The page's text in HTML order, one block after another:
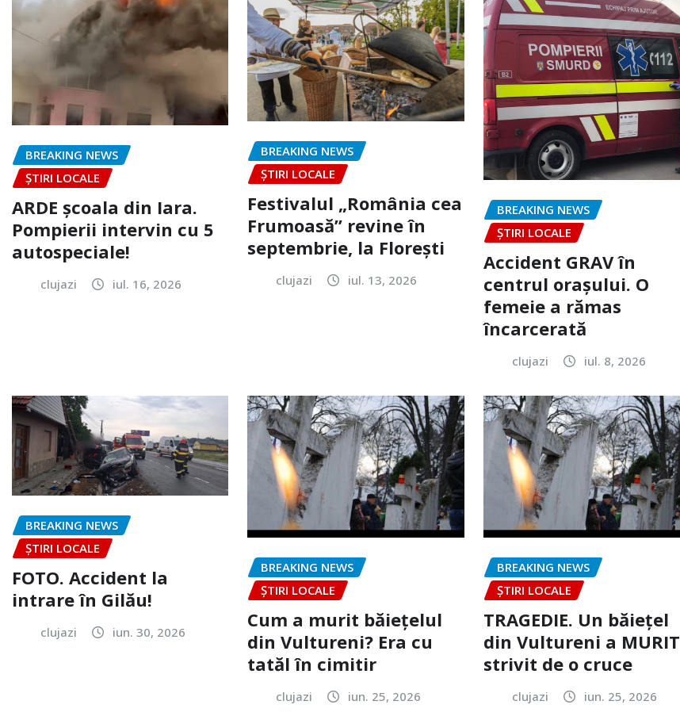
BREAKING NEWS
ȘTIRI LOCALE
ARDE școala din Iara.
Pompierii intervin cu 5
autospeciale!
clujazi iul. 16, 2026
BREAKING NEWS
ȘTIRI LOCALE
Festivalul „România cea
Frumoasă” revine în
septembrie, la Florești
clujazi iul. 13, 2026
BREAKING NEWS
ȘTIRI LOCALE
Accident GRAV în
centrul orașului. O
femeie a rămas
încarcerată
clujazi iul. 8, 2026
BREAKING NEWS
ȘTIRI LOCALE
FOTO. Accident la
intrare în Gilău!
clujazi iun. 30, 2026
BREAKING NEWS
ȘTIRI LOCALE
Cum a murit băiețelul
din Vultureni? Era cu
tatăl în cimitir
clujazi iun. 25, 2026
BREAKING NEWS
ȘTIRI LOCALE
TRAGEDIE. Un băiețel
din Vultureni a MURIT
strivit de o cruce
clujazi iun. 25, 2026